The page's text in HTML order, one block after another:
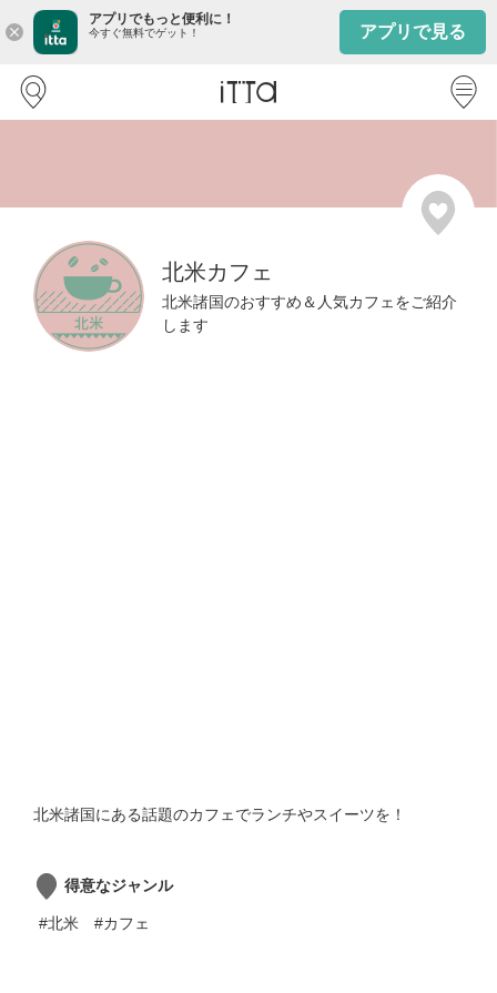
close
アプリでもっと便利に！
今すぐ無料でゲット！ アプリで見る
北米カフェ
北米諸国のおすすめ＆人気カフェをご紹介
します
北米諸国にある話題のカフェでランチやスイーツを！
得意なジャンル
#北米 #カフェ